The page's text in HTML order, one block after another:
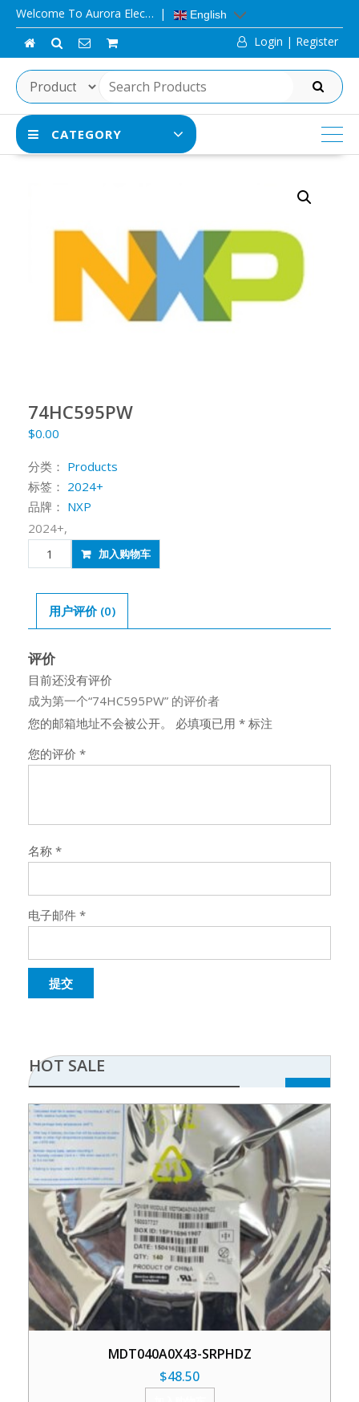
Skip
content
Welcome To Aurora Elec… English
Login | Register
SEARCH
CATEGORY
74HC595PW
$0.00
分类： Products
标签： 2024+
品牌： NXP
2024+,
74HC595PW
数
加入购物车
用户评价 (0)
评价
目前还没有评价
成为第一个“74HC595PW” 的评价者
您的邮箱地址不会被公开。
必填项已用 * 标注
您的评价 *
名称 *
电子邮件 *
HOT SALE
MDT040A0X43-SRPHDZ
$48.50